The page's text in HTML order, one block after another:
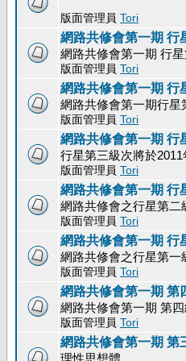
版面管理員 Tori
網路共修會第一期 行
網路共修會第一期 行
版面管理員 Tori
網路共修會第一期 行
網路共修會第一期行星
版面管理員 Tori
網路共修會第一期 行
行星第三級次將於
版面管理員 Tori
網路共修會第一期 行
網路共修會之行星第二
版面管理員 Tori
網路共修會第一期 行
網路共修會之行星第一
版面管理員 Tori
網路共修會第一期 第
網路共修會第一期 第
版面管理員 Tori
網路共修會第一期 第
理性思想體